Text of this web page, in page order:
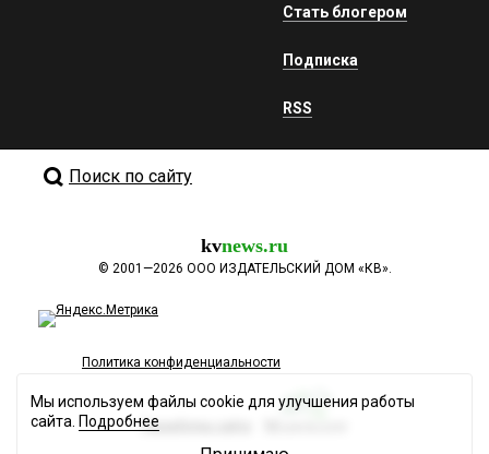
Стать блогером
Подписка
RSS
Поиск по сайту
kvnews.ru
© 2001—2026 ООО ИЗДАТЕЛЬСКИЙ ДОМ «КВ».
Политика конфиденциальности
Разработка сайта
Мы используем файлы cookie для улучшения работы
сайта. Подробнее